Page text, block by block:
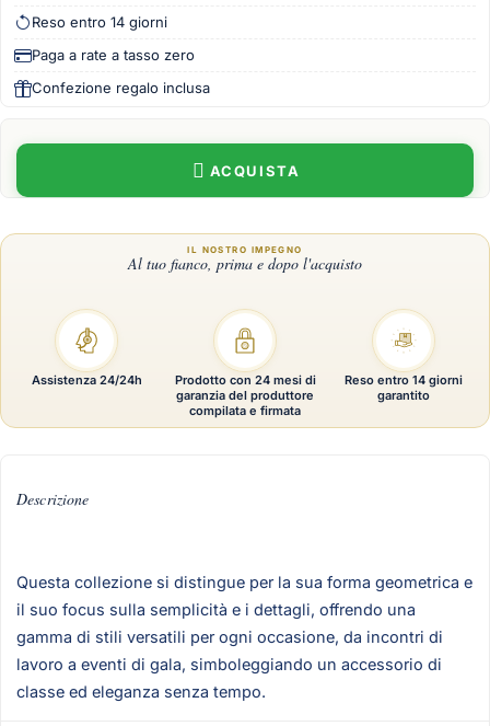
Reso entro 14 giorni
Paga a rate a tasso zero
Confezione regalo inclusa
ACQUISTA
Descrizione
Questa collezione si distingue per la sua forma geometrica e
il suo focus sulla semplicità e i dettagli, offrendo una
gamma di stili versatili per ogni occasione, da incontri di
lavoro a eventi di gala, simboleggiando un accessorio di
classe ed eleganza senza tempo.
Assistenza 24/24h
Prodotto con 24 mesi di
garanzia del produttore
compilata e firmata
Reso entro 14 giorni
garantito